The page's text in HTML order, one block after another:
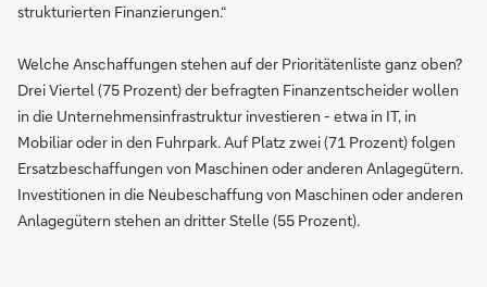
strukturierten Finanzierungen.“
Welche Anschaffungen stehen auf der Prioritätenliste ganz oben?
Drei Viertel (75 Prozent) der befragten Finanzentscheider wollen
in die Unternehmensinfrastruktur investieren - etwa in IT, in
Mobiliar oder in den Fuhrpark. Auf Platz zwei (71 Prozent) folgen
Ersatzbeschaffungen von Maschinen oder anderen Anlagegütern.
Investitionen in die Neubeschaffung von Maschinen oder anderen
Anlagegütern stehen an dritter Stelle (55 Prozent).